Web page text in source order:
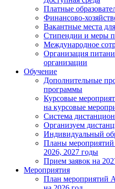
Платные
Финансово-
Вакантные места
Стипендии и меры
Международное
Организация
организации
Обучение
Дополнительные
программы
Курсовые
на курсовые
Система
Организуем
Индивидуальный
Планы
2026, 2027 годы
Прием заявок на
Мероприятия
План